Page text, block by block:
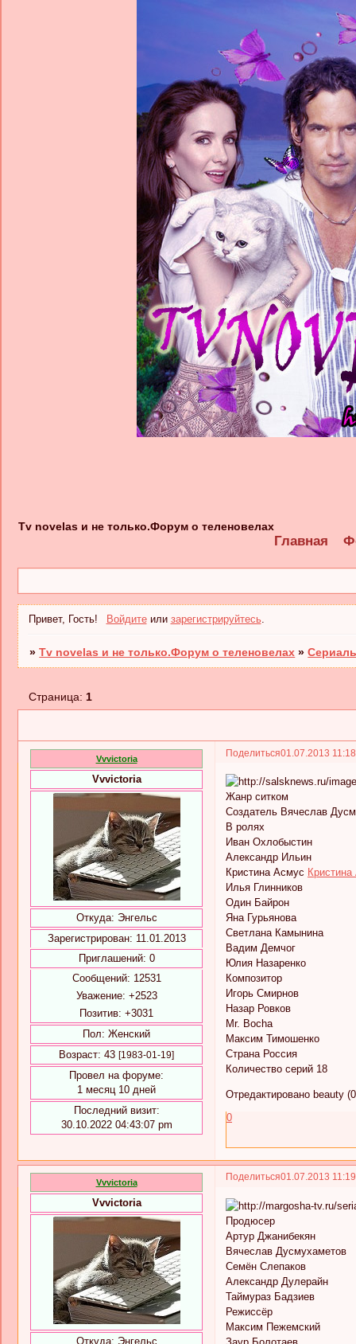
Tv novelas и не только.Форум о теленовелах
Главная
Привет, Гость! Войдитеили зарегистрируйтесь.
»Tv novelas и не только.Форум о теленовелах »
Страница:1
Поделиться01.07.2013
Vvvictoria
Vvvictoria
Откуда: Энгельс
Зарегистрирован: 11.01.2013
Приглашений: 0
Сообщений: 12531
Уважение: +2523
Позитив: +3031
Пол: Женский
Возраст: 43 [1983-01-19]
Провел на форуме:
1 месяц 10 дней
Последний визит:
30.10.2022 04:43:07 pm
Жанр ситком
Создатель Вячеслав
В ролях
Иван Охлобыстин
Александр Ильин
Кристина Асмус
Илья Глинников
Один Байрон
Яна Гурьянова
Светлана Камынина
Вадим Демчог
Юлия Назаренко
Композитор
Игорь Смирнов
Назар Ровков
Mr. Bocha
Максим Тимошенко
Страна Россия
Количество серий 18
Отредактировано beauty
0
Поделиться01.07.2013
Vvvictoria
Vvvictoria
Откуда: Энгельс
Продюсер
Артур Джанибекян
Вячеслав Дусмухаметов
Семён Слепаков
Александр Дулерайн
Таймураз Бадзиев
Режиссёр
Максим Пежемский